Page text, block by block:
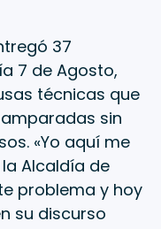
37
7 de Agosto,
técnicas que
sin
«Yo aquí me
Alcaldía de
problema y hoy
su discurso